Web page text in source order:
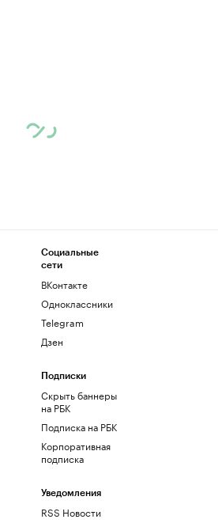
Социальные
сети
ВКонтакте
Одноклассники
Telegram
Дзен
Подписки
Скрыть баннеры
на РБК
Подписка на РБК
Корпоративная
подписка
Уведомления
RSS Новости